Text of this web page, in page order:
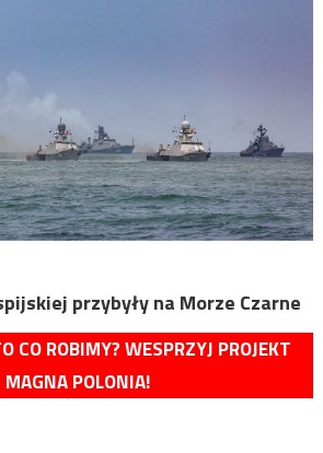
przybyły na Morze Czarne
CO ROBIMY? WESPRZYJ PROJEKT
MAGNA POLONIA!